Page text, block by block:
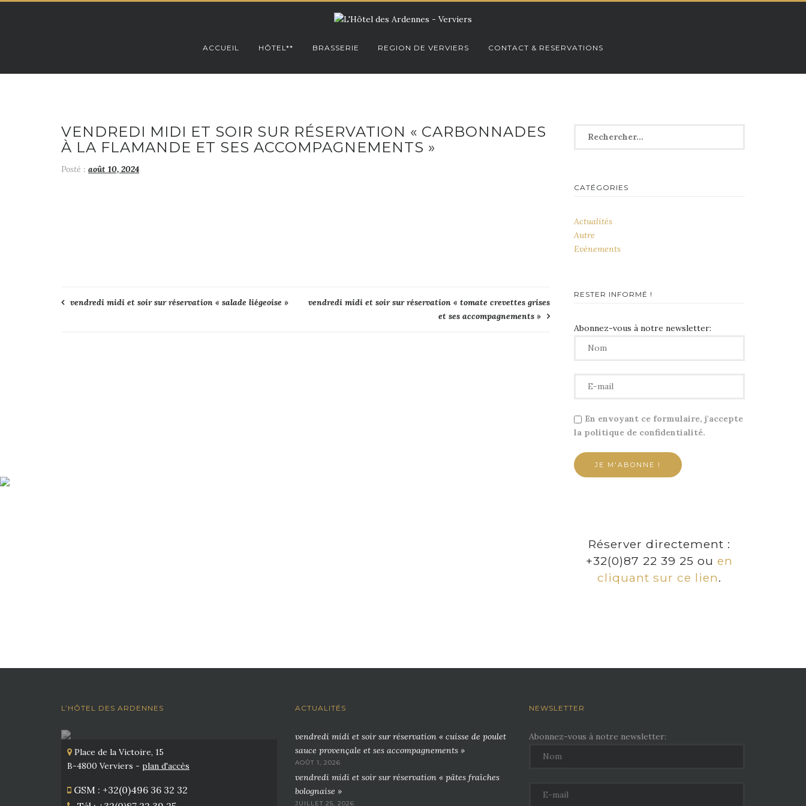
ACCUEIL HÔTEL** BRASSERIE REGION DE VERVIERS CONTACT & RESERVATIONS
VENDREDI MIDI ET SOIR SUR RÉSERVATION « CARBONNADES
À LA FLAMANDE ET SES ACCOMPAGNEMENTS »
Posté : août 10, 2024
Navigation
vendredi midi et soir sur réservation « salade liégeoise »
vendredi midi et soir sur réservation « tomate crevettes grises
et ses accompagnements »
CATÉGORIES
Actualités
Autre
Evénements
RESTER INFORMÉ !
Abonnez-vous à notre newsletter:
En envoyant ce formulaire, j'accepte
la politique de confidentialité.
Réserver directement :
+32(0)87 22 39 25 ou en
cliquant sur ce lien.
L’HÔTEL DES ARDENNES
Place de la Victoire, 15
B-4800 Verviers - plan d'accès
GSM : +32(0)496 36 32 32
ACTUALITÉS
vendredi midi et soir sur réservation « cuisse de poulet
sauce provençale et ses accompagnements »
AOÛT 1, 2026
vendredi midi et soir sur réservation « pâtes fraîches
bolognaise »
JUILLET 25, 2026
NEWSLETTER
Abonnez-vous à notre newsletter: